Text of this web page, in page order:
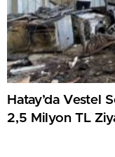
Hatay’da Vestel
2,5 Milyon TL